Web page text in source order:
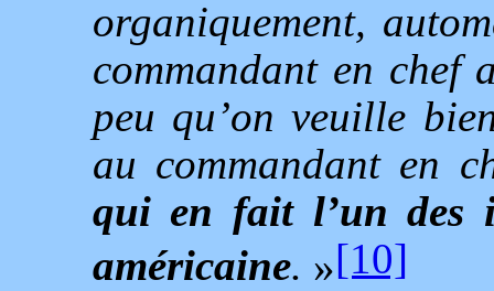
organiquement,
commandant en chef
peu qu’on veuille
au commandant en
qui en fait l’un des
américaine. »[10]